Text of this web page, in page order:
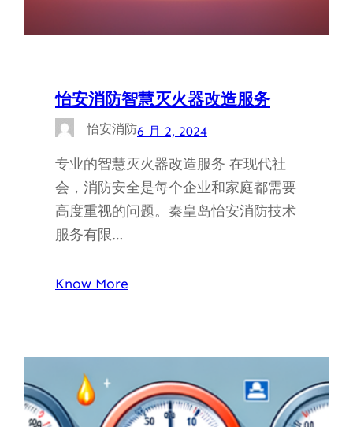
怡安消防智慧灭火器改造服务
怡安消防6 月 2, 2024
专业的智慧灭火器改造服务 在现代社
会，消防安全是每个企业和家庭都需要
高度重视的问题。秦皇岛怡安消防技术
服务有限…
Know More